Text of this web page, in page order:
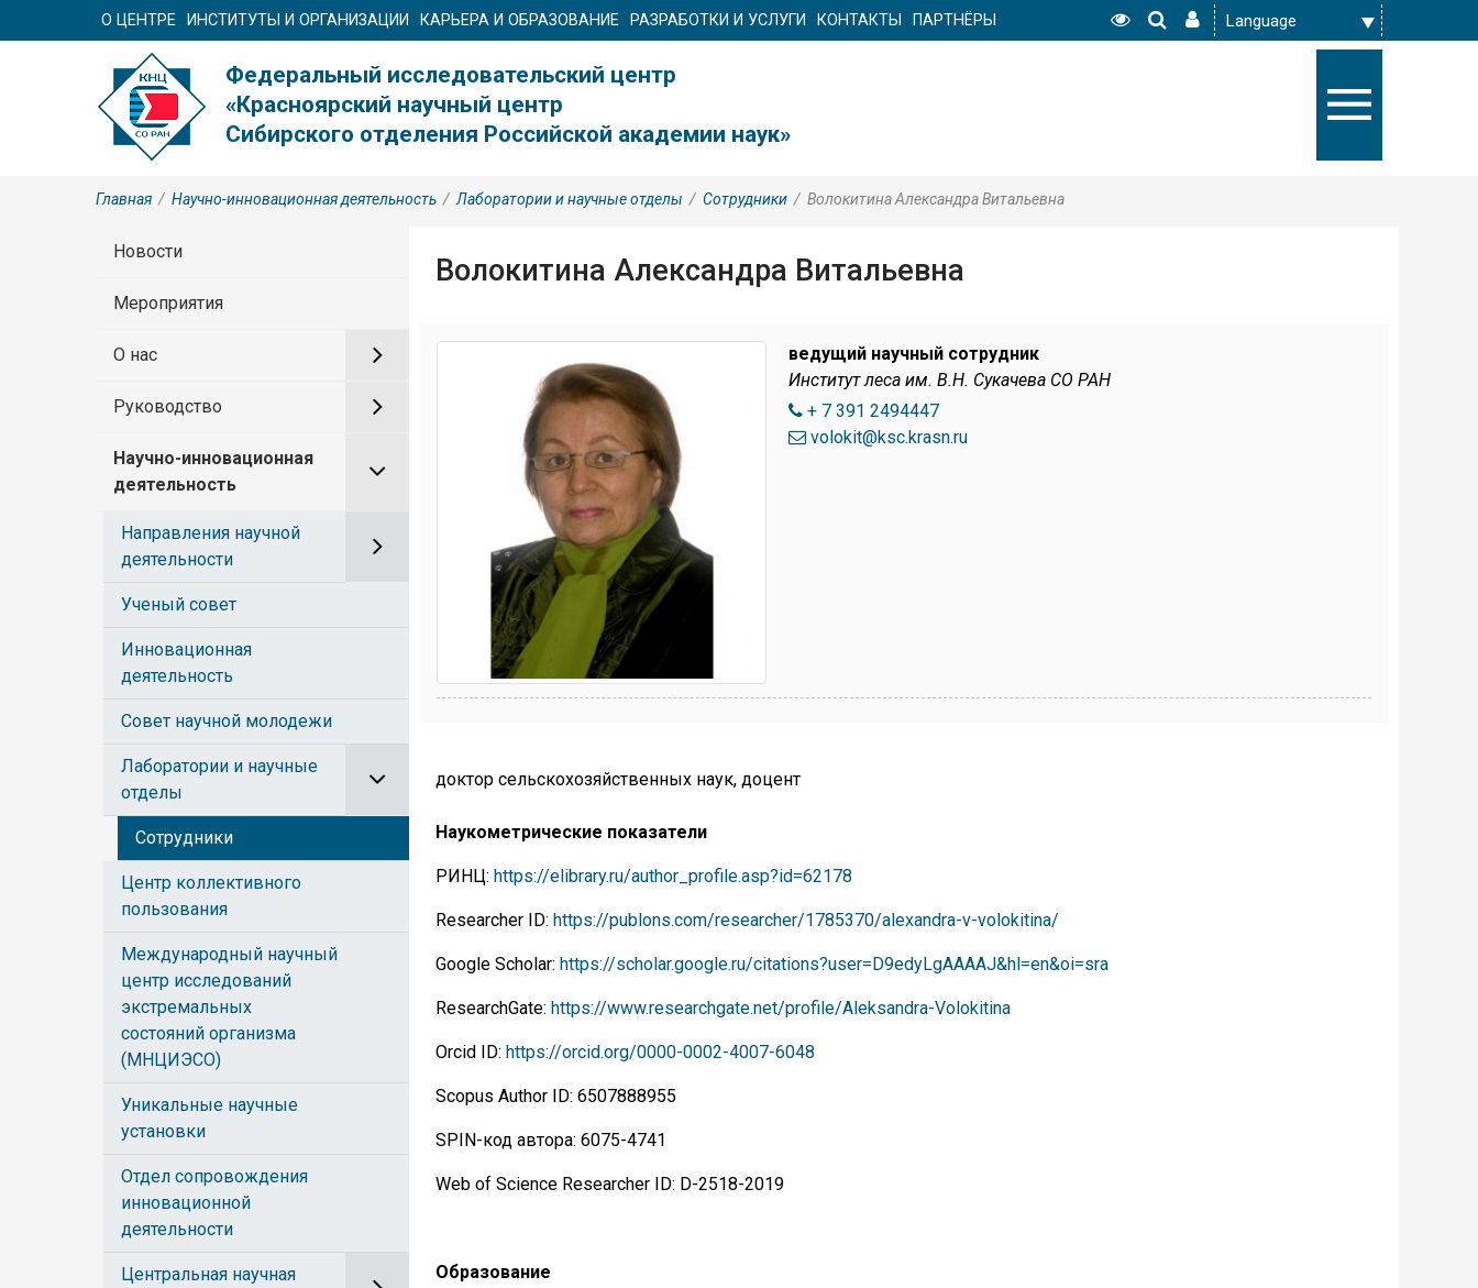
О ЦЕНТРЕ ИНСТИТУТЫ И ОРГАНИЗАЦИИ КАРЬЕРА И ОБРАЗОВАНИЕ РАЗРАБОТКИ И УСЛУГИ КОНТАКТЫ ПАРТНЁРЫ
Федеральный исследовательский центр
«Красноярский научный центр
Сибирского отделения Российской академии наук»
Главная / Научно-инновационная деятельность / Лаборатории и научные отделы / Сотрудники / Волокитина Александра Витальевна
Новости
Мероприятия
О нас
Руководство
Научно-инновационная
деятельность
Направления научной
деятельности
Ученый совет
Инновационная
деятельность
Совет научной молодежи
Лаборатории и научные
отделы
Сотрудники
Центр коллективного
пользования
Международный научный
центр исследований
экстремальных
состояний организма
(МНЦИЭСО)
Уникальные научные
установки
Отдел сопровождения
инновационной
деятельности
Центральная научная
Волокитина Александра Витальевна
ведущий научный сотрудник
Институт леса им. В.Н. Сукачева СО РАН
+ 7 391 2494447
volokit@ksc.krasn.ru
доктор сельскохозяйственных наук, доцент
Наукометрические показатели
РИНЦ: https://elibrary.ru/author_profile.asp?id=62178
Researcher ID: https://publons.com/researcher/1785370/alexandra-v-volokitina/
Google Scholar: https://scholar.google.ru/citations?user=D9edyLgAAAAJ&hl=en&oi=sra
ResearchGate: https://www.researchgate.net/profile/Aleksandra-Volokitina
Orcid ID: https://orcid.org/0000-0002-4007-6048
Scopus Author ID: 6507888955
SPIN-код автора: 6075-4741
Web of Science Researcher ID: D-2518-2019
Образование